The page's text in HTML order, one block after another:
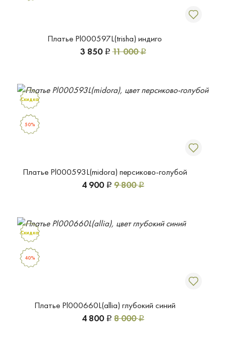
Платье Pl000597L(trisha) индиго
3 850 Р 11 000Р
Платье Pl000593L(midora) персиково-голубой
4 900 Р 9 800Р
Скидка
50%
Платье Pl000660L(allia) глубокий синий
4 800 Р 8 000Р
Скидка
40%